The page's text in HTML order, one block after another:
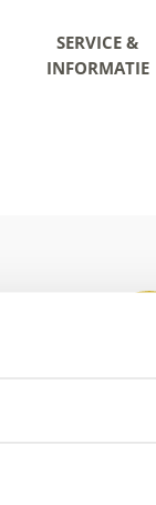
SERVICE &
INFORMATIE